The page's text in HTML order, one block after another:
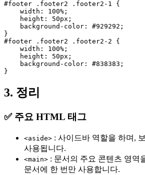
#footer
.footer2 .footer2-1
{
width : 100% ;
height : 50px ;
background-color : #929292 ;
#footer
.footer2 .footer2-2 {
width : 100% ;
height : 50px ;
background-color : #838383 ;
3. 정리
✅ 주요 HTML 태그
<aside> : 사이드바 역할을 하며,
사용됩니다.
<main> : 문서의 주요 콘텐츠 영역
문서에 한 번만 사용합니다.